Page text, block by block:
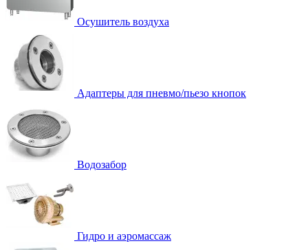
Осушитель воздуха
Адаптеры для пневмо/пьезо кнопок
Водозабор
Гидро и аэромассаж